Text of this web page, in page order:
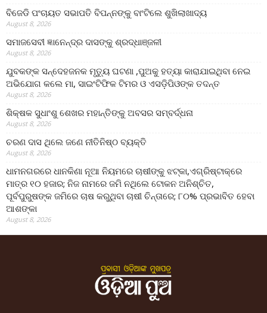
ବିଜେଡି ପଂଚାୟତ ସଭାପତି ବିପନ୍ନଙ୍କୁ ବାଂଟିଲେ ଶୁଖିଲାଖାଦ୍ୟ
August 8, 2026
ସମାଜସେବୀ ଜ୍ଞାନେନ୍ଦ୍ର ଦାସଙ୍କୁ ଶ୍ରଦ୍ଧାଞ୍ଜଳୀ
August 8, 2026
ଯୁବକଙ୍କ ସନ୍ଦେହଜନକ ମୃତ୍ୟୁ ଘଟଣା ,ପୁଅକୁ ହତ୍ୟା କାରାଯାଇଥିବା ନେଇ
ଅଭିଯୋଗ କଲେ ମା, ସାଇଂଟିଫିକ ଟିମର ଓ ଏସଡ଼ିପିଓଙ୍କ ତଦନ୍ତ
August 8, 2026
ଶିକ୍ଷକ ସୁଧାଂଶୁ ଶେଖର ମହାନ୍ତିଙ୍କୁ ଅବସର ସମ୍ବର୍ଦ୍ଧନା
August 8, 2026
ଚରଣ ଦାସ ଥିଲେ ଜଣେ ନୀତିନିଷ୍ଠ ବ୍ୟକ୍ତି
August 8, 2026
ଧାମନଗରରେ ଧାନକିଣା ନୂଆ ନିୟମରେ ଚାଷୀଙ୍କୁ ଝଟ୍‌କା,ଏଗ୍ରିଷ୍ଟାକ୍‌ରେ
ମାତ୍ର ୧୦ ହଜାର; ନିଜ ନାମରେ ଜମି ନଥିଲେ ଟୋକନ ଅନିଶ୍ଚିତ,
ପୂର୍ବପୁରୁଷଙ୍କ ଜମିରେ ଚାଷ କରୁଥିବା ଚାଷୀ ଚିନ୍ତାରେ; ୮୦% ପ୍ରଭାବିତ ହେବା
ଆଶଙ୍କା
August 8, 2026